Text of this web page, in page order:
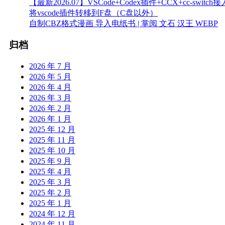
【最新2026.07】VSCode+Codex插件+CCX+cc-switch接
将vscode插件转移到F盘（C盘以外）
自制CBZ格式漫画 导入电纸书 | 掌阅 文石 汉王 WEBP
归档
2026 年 7 月
2026 年 5 月
2026 年 4 月
2026 年 3 月
2026 年 2 月
2026 年 1 月
2025 年 12 月
2025 年 11 月
2025 年 10 月
2025 年 9 月
2025 年 4 月
2025 年 3 月
2025 年 2 月
2025 年 1 月
2024 年 12 月